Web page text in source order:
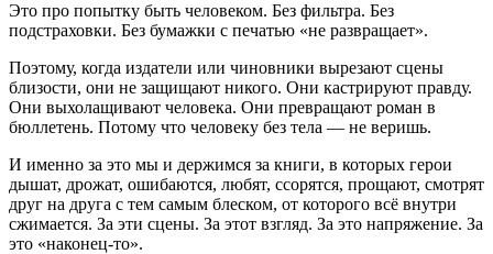
Это про попытку быть человеком. Без фильтра. Без
подстраховки. Без бумажки с печатью «не развращает».
Поэтому, когда издатели или чиновники вырезают сцены
близости, они не защищают никого. Они кастрируют правду.
Они выхолащивают человека. Они превращают роман в
бюллетень. Потому что человеку без тела — не веришь.
И именно за это мы и держимся за книги, в которых герои
дышат, дрожат, ошибаются, любят, ссорятся, прощают, смотрят
друг на друга с тем самым блеском, от которого всё внутри
сжимается. За эти сцены. За этот взгляд. За это напряжение. За
это «наконец-то».